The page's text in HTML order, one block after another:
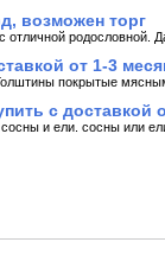
возможен торг
родословной.
от 1-3
покрытые
с доставкой
и ели. сосны или